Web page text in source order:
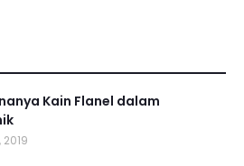
Kain Flanel dalam
2019